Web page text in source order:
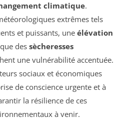
climatique.
extrêmes tels
et puissants, uneélévation
des sècheresses
une vulnérabilité accentuée.
sociaux et économiques
de conscience urgente et à
la résilience de ces
à venir.